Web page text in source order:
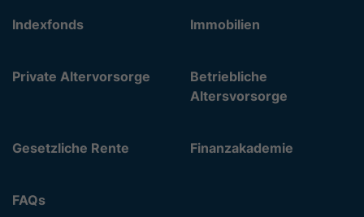
Indexfonds Immobilien
Private Altervorsorge
Betriebliche
Altersvorsorge
Gesetzliche Rente Finanzakademie
FAQs